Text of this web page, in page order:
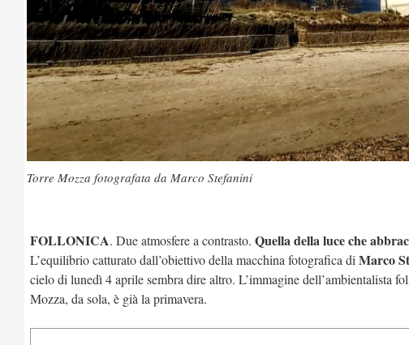
Torre Mozza fotografata da Marco Stefanini
FOLLONICA. Due atmosfere a contrasto. Quella della luce che
L’equilibrio catturato dall’obiettivo della macchina fotografica di Marco
cielo di lunedì 4 aprile sembra dire altro. L’immagine dell’ambientalista
Mozza, da sola, è già la primavera.